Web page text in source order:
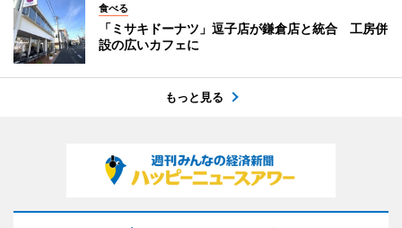
食べる
「ミサキドーナツ」逗子店が鎌倉店と統合 工房併
設の広いカフェに
もっと見る